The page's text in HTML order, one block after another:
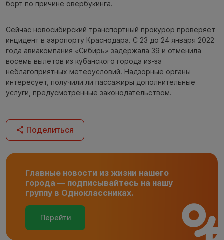
борт по причине овербукинга.
Сейчас новосибирский транспортный прокурор проверяет
инцидент в аэропорту Краснодара. С 23 до 24 января 2022
года авиакомпания «Сибирь» задержала 39 и отменила
восемь вылетов из кубанского города из-за
неблагоприятных метеоусловий. Надзорные органы
интересует, получили ли пассажиры дополнительные
услуги, предусмотренные законодательством.
Поделиться
Главные новости из жизни нашего
города — подписывайтесь на нашу
группу в Одноклассниках.
Перейти